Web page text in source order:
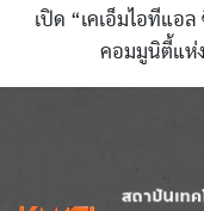
เปิด “เคเอ็มไอทีแอล
คอมมูนิตี้แห่
Image